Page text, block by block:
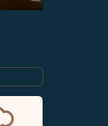
option 攝氏 Selected